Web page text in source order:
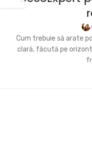
Cum trebuie să arate
clară, făcută pe